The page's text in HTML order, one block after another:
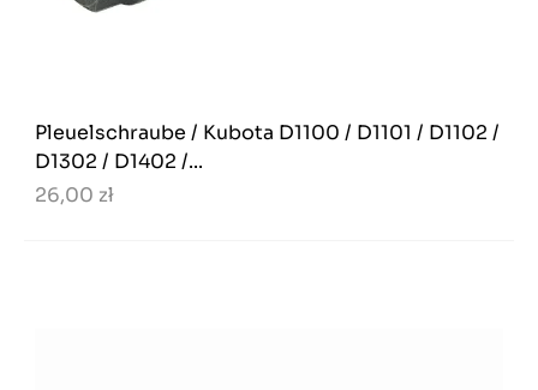
Pleuelschraube / Kubota D1100 / D1101 / D1102 /
D1302 / D1402 /...
26,00 zł